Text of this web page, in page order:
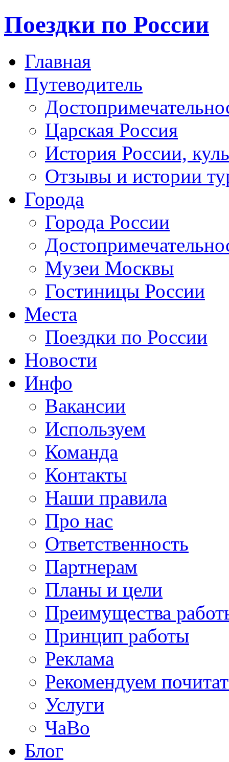
Поездки по России
Главная
Путеводитель
Царская Россия
История России,
Отзывы и истории
Города
Города России
Музеи Москвы
Гостиницы России
Места
Поездки по России
Новости
Инфо
Вакансии
Используем
Команда
Контакты
Наши правила
Про нас
Ответственность
Партнерам
Планы и цели
Преимущества
Принцип работы
Реклама
Рекомендуем
Услуги
ЧаВо
Блог